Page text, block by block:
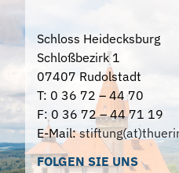
Schloss Heidecksburg
Schloßbezirk 1
07407 Rudolstadt
T: 0 36 72 – 44 70
F: 0 36 72 – 44 71 19
E-Mail:
FOLGEN SIE UNS